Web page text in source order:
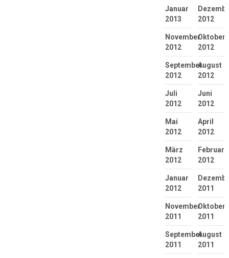
Januar
2013
2012
November
2012
Oktober
2012
September
2012
August
2012
Juli
2012
Juni
2012
Mai
2012
April
2012
März
2012
Februar
2012
Januar
2012
2011
November
2011
Oktober
2011
September
2011
August
2011